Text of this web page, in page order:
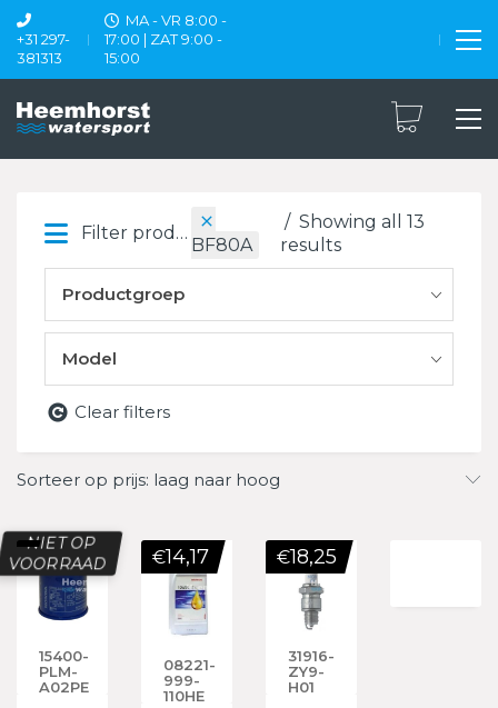
+31 297-
381313
MA - VR 8:00 -
17:00 | ZAT 9:00 -
15:00
Filter products
BF80A
Showing all 13
results
Productgroep
Model
Clear filters
Sorteer op prijs: laag naar hoog
NIET OP
VOORRAAD
15400-
PLM-
A02PE
08221-
999-
110HE
€14,17
31916-
ZY9-
H01
€18,25